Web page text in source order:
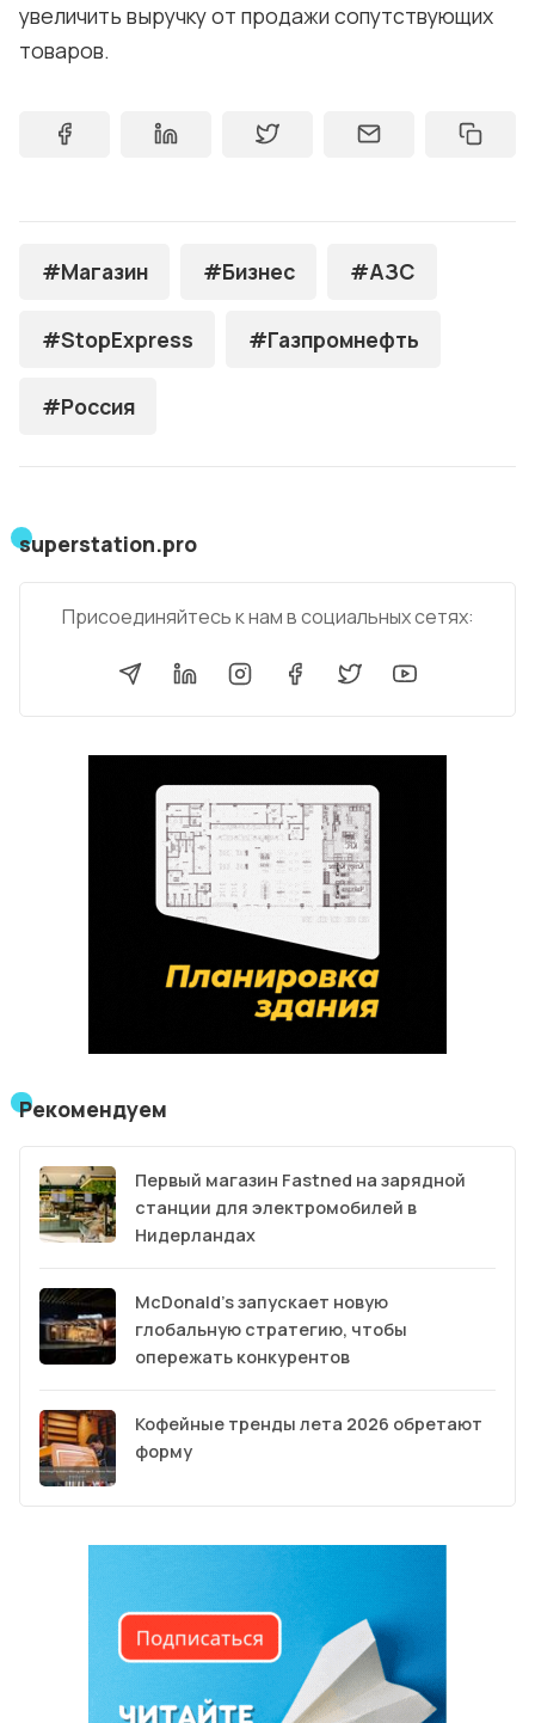
увеличить выручку от продажи сопутствующих
товаров.
#Магазин #Бизнес #АЗС
#StopExpress #Газпромнефть
#Россия
superstation.pro
Присоединяйтесь к нам в социальных сетях:
Рекомендуем
Первый магазин Fastned на зарядной
станции для электромобилей в
Нидерландах
McDonald’s запускает новую
глобальную стратегию, чтобы
опережать конкурентов
Кофейные тренды лета 2026 обретают
форму